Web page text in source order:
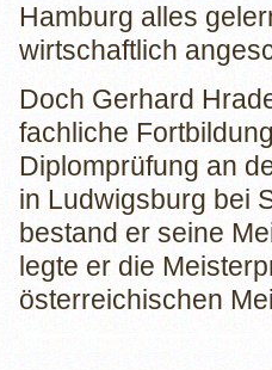
Hamburg alles
wirtschaftlich
Doch Gerhard
fachliche
Diplomprüfung an
in Ludwigsburg bei
bestand er seine
legte er die
österreichischen